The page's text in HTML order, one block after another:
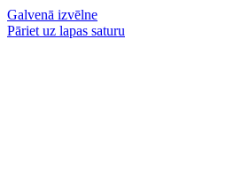
Galvenā izvēlne
Pāriet uz lapas saturu